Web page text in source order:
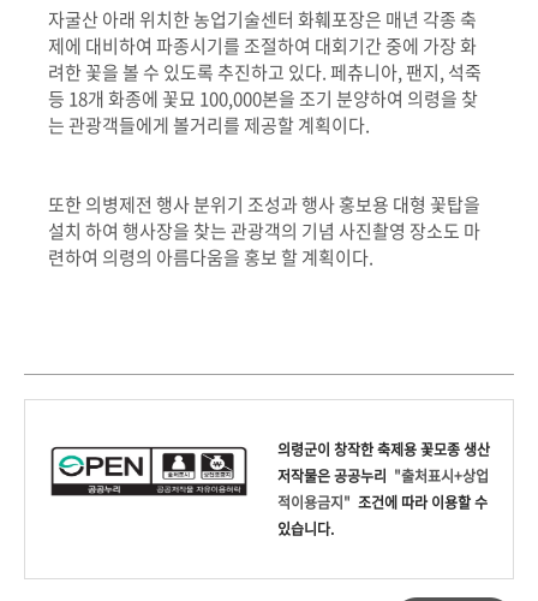
자굴산 아래 위치한 농업기술센터 화훼포장은 매년 각종 축
제에 대비하여 파종시기를 조절하여 대회기간 중에 가장 화
려한 꽃을 볼 수 있도록 추진하고 있다. 페츄니아, 팬지, 석죽
등 18개 화종에 꽃묘 100,000본을 조기 분양하여 의령을 찾
는 관광객들에게 볼거리를 제공할 계획이다.
또한 의병제전 행사 분위기 조성과 행사 홍보용 대형 꽃탑을
설치 하여 행사장을 찾는 관광객의 기념 사진촬영 장소도 마
련하여 의령의 아름다움을 홍보 할 계획이다.
의령군이 창작한축제용 꽃모종 생산
저작물은 공공누리 "출처표시+상업
적이용금지" 조건에 따라 이용할 수
있습니다.